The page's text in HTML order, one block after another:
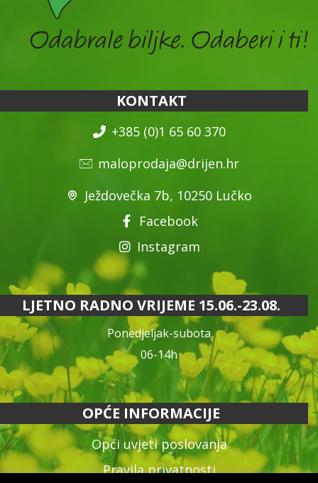
KONTAKT
+385 (0)1 65 60 370
maloprodaja@drijen.hr
Ježdovečka 7b, 10250 Lučko
Facebook
Instagram
LJETNO RADNO VRIJEME 15.06.-23.08.
Ponedjeljak-subota
06-14h
OPĆE INFORMACIJE
Opći uvjeti poslovanja
Pravila privatnosti